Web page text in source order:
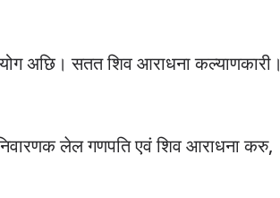
अछि। सतत शिव आराधना कल्याणकारी।
लेल गणपति एवं शिव आराधना करु,